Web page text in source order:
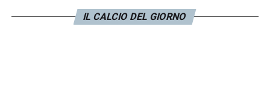
IL CALCIO DEL GIORNO